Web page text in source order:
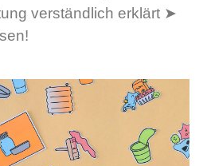
verständlich erklärt ➤